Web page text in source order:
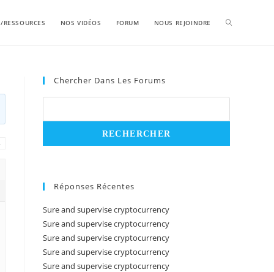
NOS VIDÉOS FORUM NOUS REJOINDRE
Chercher Dans Les Forums
Réponses Récentes
Sure and supervise cryptocurrency
Sure and supervise cryptocurrency
Sure and supervise cryptocurrency
Sure and supervise cryptocurrency
Sure and supervise cryptocurrency